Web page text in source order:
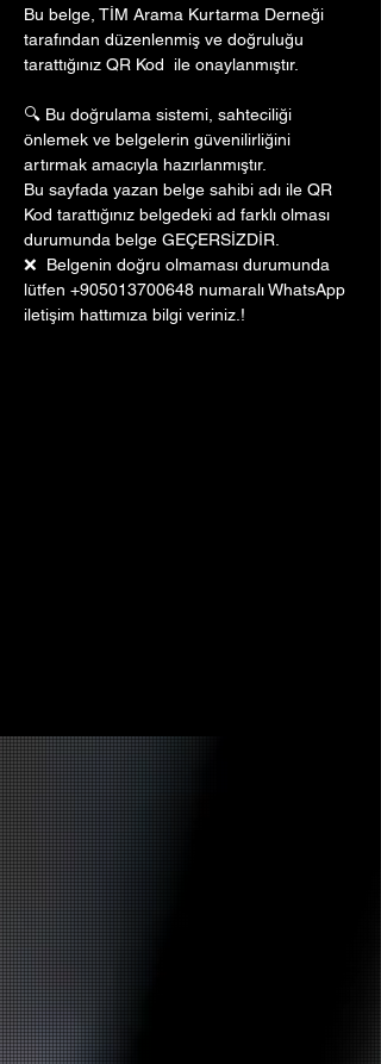
Bu belge, TİM Arama Kurtarma Derneği
tarafından düzenlenmiş ve doğruluğu
tarattığınız QR Kod  ile onaylanmıştır.
🔍 Bu doğrulama sistemi, sahteciliği
önlemek ve belgelerin güvenilirliğini
artırmak amacıyla hazırlanmıştır.
Bu sayfada yazan belge sahibi adı ile QR
Kod tarattığınız belgedeki ad farklı olması
durumunda belge GEÇERSİZDİR.
❌  Belgenin doğru olmaması durumunda
lütfen +905013700648 numaralı WhatsApp
iletişim hattımıza bilgi veriniz.!